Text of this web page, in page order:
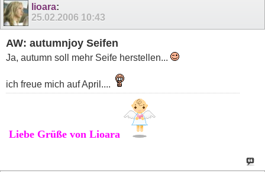
lioara:
25.02.2006 10:43
AW: autumnjoy Seifen
Ja, autumn soll mehr Seife herstellen...
ich freue mich auf April....
Liebe Grüße von Lioara